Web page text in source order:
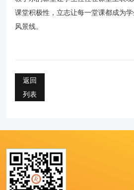
课堂积极性，立志让每一堂课都成为
风景线。
返回
列表